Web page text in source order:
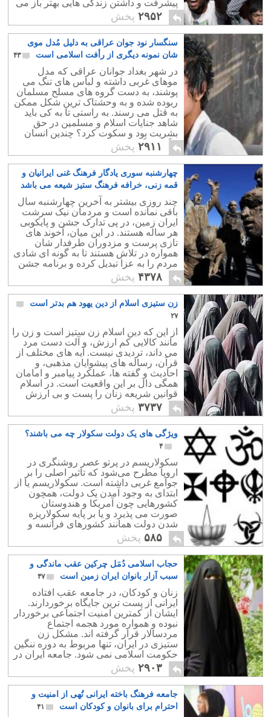
پیشرفت و داشتن زندگی هایی بهتر باز می
دارد و مسلمانان فقط به بهشت موهوم
الله مدینه راضی اند.
۲۹۵۲ پخش
سنگسار نود جوان عراقی به دلیل مُدل موی
شان نمونه دیگری از رأفت اسلامی است
۴۳
در شهر بغداد جوانان عراقی که مدل
موهای غربی داشته و لباس های تنگ می
پوشند، به دست گروه های مسلح مسلمان
ربوده شده و به وحشتاک ترین شکل ممکن
به قتل می رسند. به راستی تا به کی باید
شاهد جنایات اسلام و مسلمین در حق
بشریت بود و سکوت کرد؟ چندین انسان
بیگناه دیگر باید قربانی قوانین وحشیانه
اسلام شوند؟
۲۹۱۱ پخش
چهارشنبه سوری یادگار فرهنگ غنی ایرانیان و
قمه زنی، خرافه فرهنگ ستیز شیعه می باشد
چند روزی بیشتر به آخرین چهارشنبه سال
باقی نمانده است و مردمان نیک سرشت
ایران زمین، در پی تدارک جشن و پایکوبی
هر ساله هستند. در این میان، آخوند های
تازی پرست و مزدوران طرفدار شان
همواره در تلاش هستند تا به گونه ای شادی
مردم را به عزا تبدیل کرده و برنامه جشن
چهارشنبه سوری را بر هم بریزند.
۴۳۷۸ پخش
زن ستیزی اسلام از دین یهود هم بدتر است
۲۷
از این که دین اسلام زن ستیز است و زن را
مانند کالایی کم ارزش، و آلت دست مرد
می داند، تردیدی نیست. آیه های مختلف از
قرآن، رساله های پیشوایان مذهبی، و
احادیث و گفته ها، عملکرد پیامبر و امامان
همگی دال بر این واقعیت است. در اسلام
قوانین شریعه زنان را پست و بی ارزش
می خوانند و به ماهیت زن توهین می کنند.
۳۷۳۷ پخش
ویژگی های یک دولت سکولار چه می باشند؟
۴
سکولاریسم در پرتو عصر روشنگری در
اروپا مطرح می‌شود که تاثیر اصلی را بر
جوامع غربی داشته‌ است. سکولاریسم یا از
ابتدای به وجود آمدن یک دولت، همچون
کشورهایی چون آمریکا و هندوستان
صورت می پذیرد و یا بر پایه سکولاریزه
شدن دولت همانند کشورهای فرانسه و
نپال، نقش پر اهمیت خود را در جامعه ایفا
می نماید.
۵۸۵ پخش
حجاب اسلامی دُمَل چرکین عقب ماندگی و
سبب آزار بانوان ایران زمین است
۴۷
زنان و کودکان، در جامعه عقب افتاده
ایرانی از پست ترین جایگاه برخوردارند.
ایشان از کمترین امنیت اجتماعی برخوردار
نبوده و همواره مورد هجمه اجتماع
مردسالار قرار گرفته اند. مشکل زن
ستیزی در ایران، تنها مربوط به دوره ننگین
حکومت اسلامی نمی شود. جامعه ایران در
امر زن ستیزی قدمتی تاریخی دارد.
۲۹۰۳ پخش
جامعه فرهنگ باخته ایرانی تُهی از امنیت و
احترام برای بانوان و کودکان است
۴۱